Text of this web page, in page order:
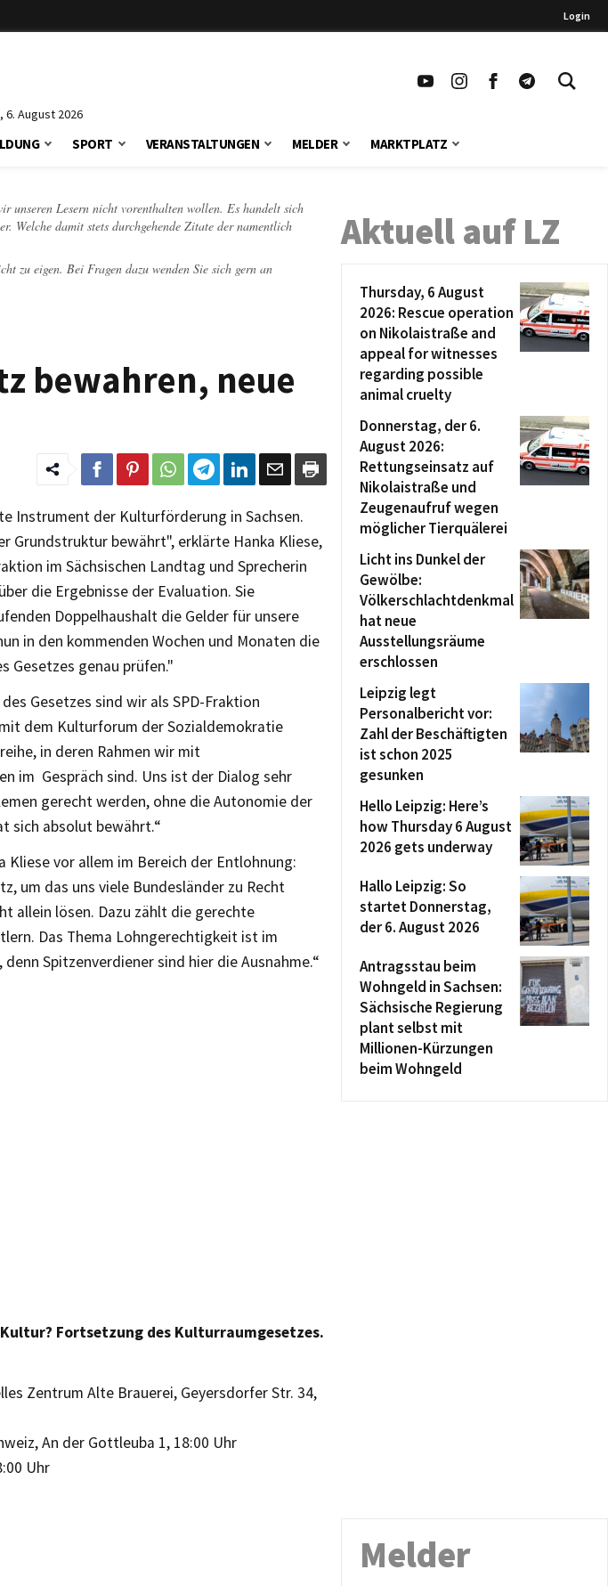
Login
6. August 2026
SPORT VERANSTALTUNGEN MELDER MARKTPLATZ
unseren Lesern nicht vorenthalten wollen. Es handelt sich
damit stets durchgehende Zitate der namentlich
zu eigen. Bei Fragen dazu wenden Sie sich gern an
bewahren, neue
Instrument der Kulturförderung in Sachsen.
Grundstruktur bewährt", erklärte Hanka Kliese,
im Sächsischen Landtag und Sprecherin
die Ergebnisse der Evaluation. Sie
Doppelhaushalt die Gelder für unsere
in den kommenden Wochen und Monaten die
Gesetzes genau prüfen."
Gesetzes sind wir als SPD-Fraktion
dem Kulturforum der Sozialdemokratie
in deren Rahmen wir mit
im Gespräch sind. Uns ist der Dialog sehr
gerecht werden, ohne die Autonomie der
sich absolut bewährt.“
vor allem im Bereich der Entlohnung:
um das uns viele Bundesländer zu Recht
allein lösen. Dazu zählt die gerechte
Das Thema Lohngerechtigkeit ist im
Spitzenverdiener sind hier die Ausnahme.“
Fortsetzung des Kulturraumgesetzes.
Zentrum Alte Brauerei, Geyersdorfer Str. 34,
An der Gottleuba 1, 18:00 Uhr
Uhr
Aktuell auf LZ
Thursday, 6 August
2026: Rescue operation
on Nikolaistraße and
appeal for witnesses
regarding possible
animal cruelty
Donnerstag, der 6.
August 2026:
Rettungseinsatz auf
Nikolaistraße und
Zeugenaufruf wegen
möglicher Tierquälerei
Licht ins Dunkel der
Gewölbe:
Völkerschlachtdenkmal
hat neue
Ausstellungsräume
erschlossen
Leipzig legt
Personalbericht vor:
Zahl der Beschäftigten
ist schon 2025
gesunken
Hello Leipzig: Here’s
how Thursday 6 August
2026 gets underway
Hallo Leipzig: So
startet Donnerstag,
der 6. August 2026
Antragsstau beim
Wohngeld in Sachsen:
Sächsische Regierung
plant selbst mit
Millionen-Kürzungen
beim Wohngeld
Melder